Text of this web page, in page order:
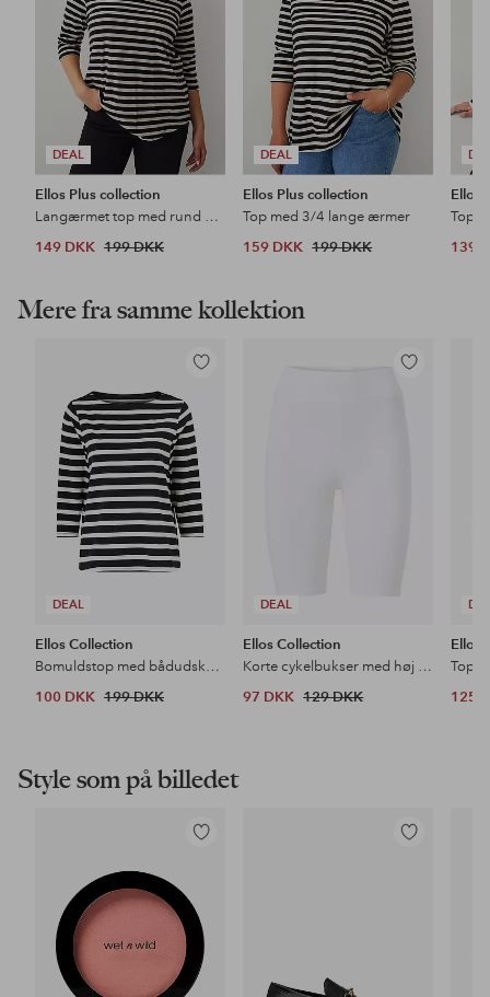
DEAL
Ellos Plus collection
Langærmet top med rund hals
149 DKK 199 DKK
DEAL
Ellos Plus collection
Top med 3/4 lange ærmer
159 DKK 199 DKK
Ellos
Top
139
Mere fra samme kollektion
DEAL
Tilføj
favoritter
Ellos Collection
Bomuldstop med bådudskæring og 3/4-ærmer
100 DKK 199 DKK
DEAL
Tilføj
Ellos Collection
Korte cykelbukser med høj talje
97 DKK 129 DKK
Ellos
125
Style som på billedet
Tilføj
Tilføj